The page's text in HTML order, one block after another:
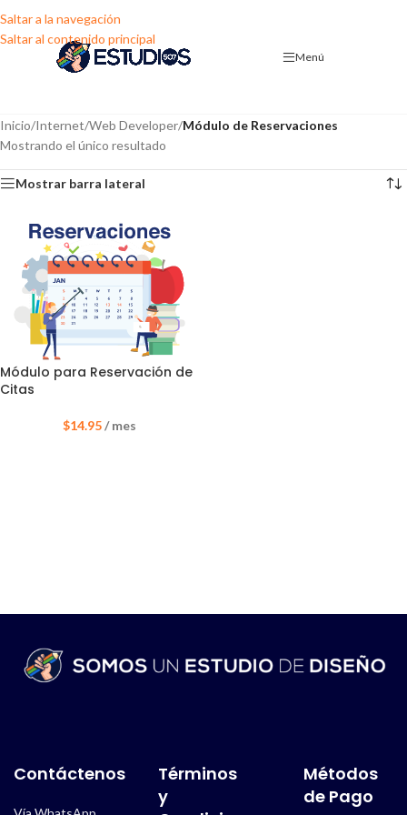
Saltar a la navegación
Saltar al contenido principal
Menú
Inicio/Internet/Web Developer/Módulo de Reservaciones
Mostrando el único resultado
Mostrar barra lateral
Módulo para Reservación de
Citas
$14.95/ mes
Contáctenos
Términos
y
Métodos
de Pago